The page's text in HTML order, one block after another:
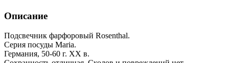
Описание
Подсвечник фарфоровый Rosenthal.
Серия посуды Maria.
Германия, 50-60 г. XX в.